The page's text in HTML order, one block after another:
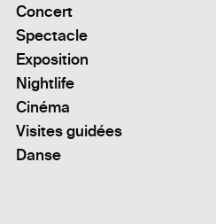
Concert
Spectacle
Exposition
Nightlife
Cinéma
Visites guidées
Danse